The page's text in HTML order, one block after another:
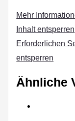
Mehr
Inhalt entsperren
Erforderlichen
entsperren
Ähnliche